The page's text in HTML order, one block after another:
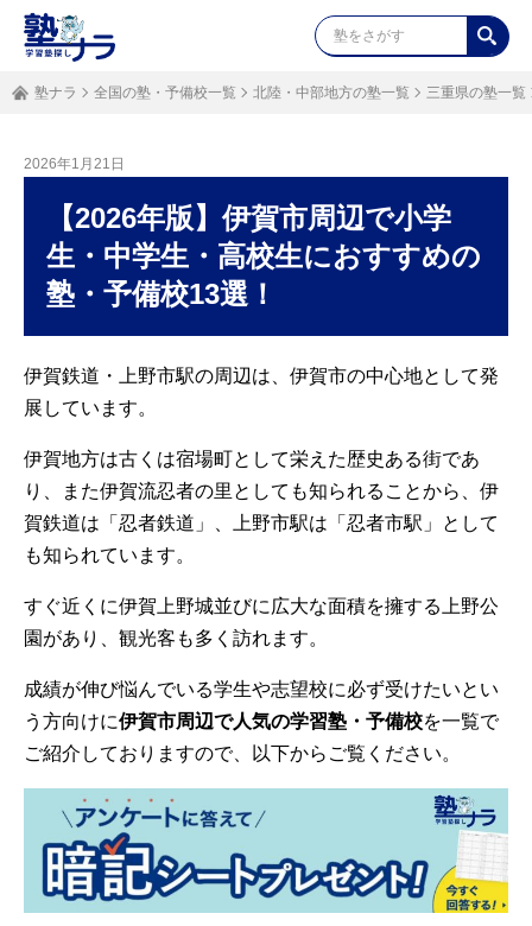
塾ナラ 全国の塾・予備校一覧 北陸・中部地方の塾一覧 三重県の塾一覧
2026年1月21日
【2026年版】伊賀市周辺で小学
生・中学生・高校生におすすめの
塾・予備校13選！
伊賀鉄道・上野市駅の周辺は、伊賀市の中心地として発
展しています。
伊賀地方は古くは宿場町として栄えた歴史ある街であ
り、また伊賀流忍者の里としても知られることから、伊
賀鉄道は「忍者鉄道」、上野市駅は「忍者市駅」として
も知られています。
すぐ近くに伊賀上野城並びに広大な面積を擁する上野公
園があり、観光客も多く訪れます。
成績が伸び悩んでいる学生や志望校に必ず受けたいとい
う方向けに伊賀市周辺で人気の学習塾・予備校を一覧で
ご紹介しておりますので、以下からご覧ください。